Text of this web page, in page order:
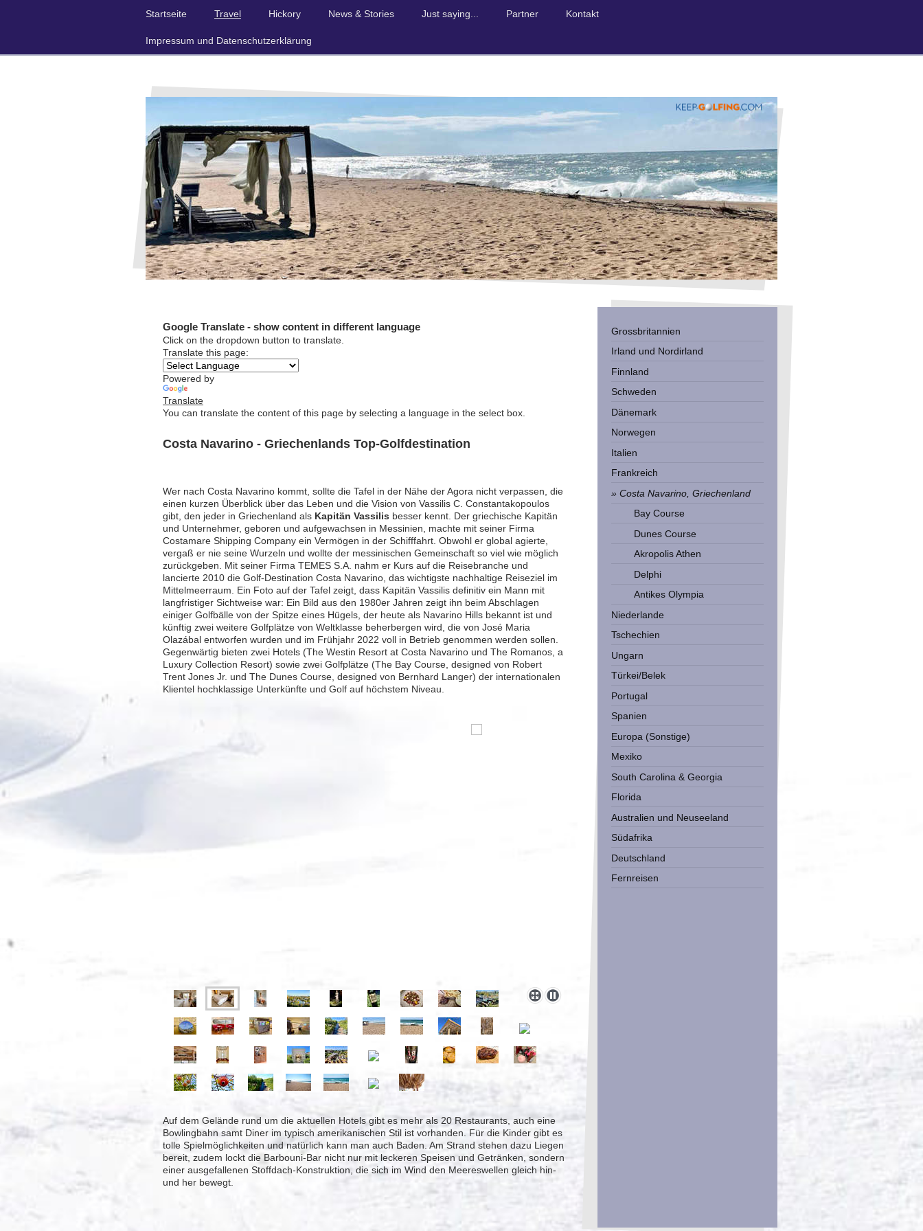
Startseite Travel Hickory News & Stories Just saying... Partner Kontakt
Impressum und Datenschutzerklärung
Google Translate - show content in different language
Click on the dropdown button to translate.
Translate this page:
Powered by
Translate
You can translate the content of this page by selecting a language in the select box.
Costa Navarino - Griechenlands Top-Golfdestination
Wer nach Costa Navarino kommt, sollte die Tafel in der Nähe der Agora nicht verpassen, die
einen kurzen Überblick über das Leben und die Vision von Vassilis C. Constantakopoulos
gibt, den jeder in Griechenland als Kapitän Vassilis besser kennt. Der griechische Kapitän
und Unternehmer, geboren und aufgewachsen in Messinien, machte mit seiner Firma
Costamare Shipping Company ein Vermögen in der Schifffahrt. Obwohl er global agierte,
vergaß er nie seine Wurzeln und wollte der messinischen Gemeinschaft so viel wie möglich
zurückgeben. Mit seiner Firma TEMES S.A. nahm er Kurs auf die Reisebranche und
lancierte 2010 die Golf-Destination Costa Navarino, das wichtigste nachhaltige Reiseziel im
Mittelmeerraum. Ein Foto auf der Tafel zeigt, dass Kapitän Vassilis definitiv ein Mann mit
langfristiger Sichtweise war: Ein Bild aus den 1980er Jahren zeigt ihn beim Abschlagen
einiger Golfbälle von der Spitze eines Hügels, der heute als Navarino Hills bekannt ist und
künftig zwei weitere Golfplätze von Weltklasse beherbergen wird, die von José Maria
Olazábal entworfen wurden und im Frühjahr 2022 voll in Betrieb genommen werden sollen.
Gegenwärtig bieten zwei Hotels (The Westin Resort at Costa Navarino und The Romanos, a
Luxury Collection Resort) sowie zwei Golfplätze (The Bay Course, designed von Robert
Trent Jones Jr. und The Dunes Course, designed von Bernhard Langer) der internationalen
Klientel hochklassige Unterkünfte und Golf auf höchstem Niveau.
Auf dem Gelände rund um die aktuellen Hotels gibt es mehr als 20 Restaurants, auch eine
Bowlingbahn samt Diner im typisch amerikanischen Stil ist vorhanden. Für die Kinder gibt es
tolle Spielmöglichkeiten und natürlich kann man auch Baden. Am Strand stehen dazu Liegen
bereit, zudem lockt die Barbouni-Bar nicht nur mit leckeren Speisen und Getränken, sondern
einer ausgefallenen Stoffdach-Konstruktion, die sich im Wind den Meereswellen gleich hin-
und her bewegt.
Grossbritannien
Irland und Nordirland
Finnland
Schweden
Dänemark
Norwegen
Italien
Frankreich
Costa Navarino, Griechenland
Bay Course
Dunes Course
Akropolis Athen
Delphi
Antikes Olympia
Niederlande
Tschechien
Ungarn
Türkei/Belek
Portugal
Spanien
Europa (Sonstige)
Mexiko
South Carolina & Georgia
Florida
Australien und Neuseeland
Südafrika
Deutschland
Fernreisen